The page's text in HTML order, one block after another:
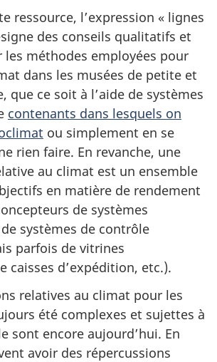
ressource, l’expression « lignes
des conseils qualitatifs et
méthodes employées pour
dans les musées de petite et
que ce soit à l’aide de systèmes
contenants dans lesquels on
ou simplement en se
rien faire. En revanche, une
au climat est un ensemble
en matière de rendement
de systèmes
systèmes de contrôle
parfois de vitrines
caisses d’expédition, etc.).
relatives au climat pour les
été complexes et sujettes à
sont encore aujourd’hui. En
avoir des répercussions